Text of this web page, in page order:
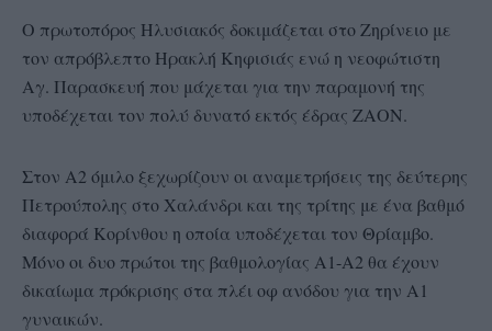
Ο πρωτοπόρος Ηλυσιακός δοκιμάζεται στο Ζηρίνειο με
τον απρόβλεπτο Ηρακλή Κηφισιάς ενώ η νεοφώτιστη
Αγ. Παρασκευή που μάχεται για την παραμονή της
υποδέχεται τον πολύ δυνατό εκτός έδρας ΖΑΟΝ.
Στον Α2 όμιλο ξεχωρίζουν οι αναμετρήσεις της δεύτερης
Πετρούπολης στο Χαλάνδρι και της τρίτης με ένα βαθμό
διαφορά Κορίνθου η οποία υποδέχεται τον Θρίαμβο.
Μόνο οι δυο πρώτοι της βαθμολογίας Α1-Α2 θα έχουν
δικαίωμα πρόκρισης στα πλέι οφ ανόδου για την Α1
γυναικών.